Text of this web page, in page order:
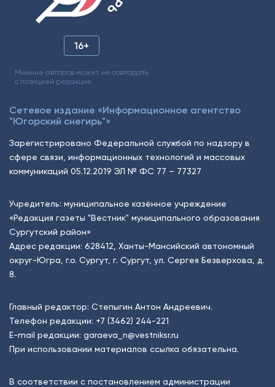
16+
Мнение авторов может не совпадать
с позицией редакции.
Сетевое издание «Информационное агентство
"Югорский снегирь"»
Зарегистрировано Федеральной службой по надзору в
сфере связи, информационных технологий и массовых
коммуникаций 05.12.2019 ЭЛ № ФС 77 – 77327
Учредитель: муниципальное казённое учреждение
«Редакция газеты "Вестник" муниципального образования
Сургутский район»
Адрес редакции: 628412, Ханты-Мансийский автономный
округ-Югра, г.о. Сургут, г. Сургут, ул. Сергея Безверхова, д.
8.
Главный редактор: Степыгин Антон Андреевич.
Телефон редакции: +7 (3462) 244-221
E-mail редакции: garaeva_n@vestniksr.ru
При использовании материалов ссылка обязательна.
В соответствии с постановлением администрации